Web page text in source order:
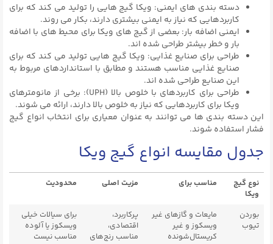
دسته بندی های ایمنی: ویکا گیج هایی را تولید می کند که برای
کاربردهایی که نیاز به ایمنی بیشتری دارند، بکار می روند.
ایمنی اضافه بار: بعضی از گیج های ویکا برای محیط های با اضافه
بار و خطر بیشتر طراحی شده اند.
طراحی برای صنایع غذایی: ویکا گیج هایی تولید می کند که برای
صنایع غذایی مناسب هستند و مطابق با استانداردهای مربوط به
این صنایع طراحی شده اند.
طراحی برای کاربردهای با خلوص بالا (UPH): برخی از مانومترهای
ویکا برای کاربردهایی که نیاز به خلوص بالا دارند، ارائه می شوند.
این دسته بندی ها می توانند به عنوان معیاری برای انتخاب انواع گیج
فشار استفاده شوند.
جدول مقایسه انواع گیج ویکا
نوع گیج
ویکا
مناسب برای مزیت اصلی محدودیت
بوردن
تیوب
مایعات و گازهای غیر
ویسکوز و غیر
کریستال‌شونده
پرکاربرد،
اقتصادی،
مناسب رنج‌های
برای سیالات خیلی
ویسکوز یا آلوده
مناسب نیست